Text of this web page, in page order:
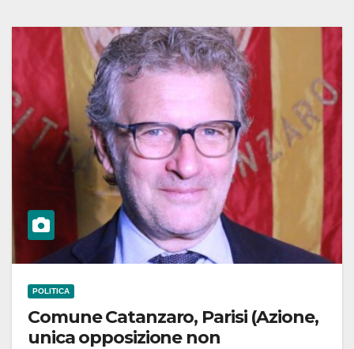
POLITICA
Comune Catanzaro, Parisi (Azione,
unica opposizione non